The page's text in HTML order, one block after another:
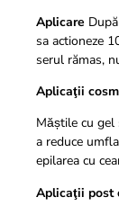
Aplicare
sa actioneze
serul rămas,
Aplicaţii
Măștile cu gel
a reduce
epilarea cu
Aplicaţii post